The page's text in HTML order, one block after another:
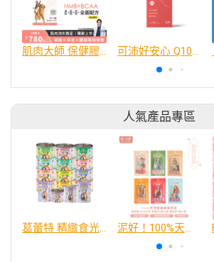
肌肉大師 保健膠囊 可沛好安心 Q10複合配方, 45毫升
人氣產品專區
葛蕾特 精緻食光 主食貓罐、貓餐包 泥好！100%天然營養蔬果肉泥